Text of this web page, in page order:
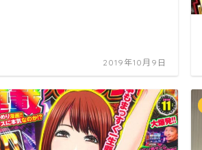
2019年10月9日